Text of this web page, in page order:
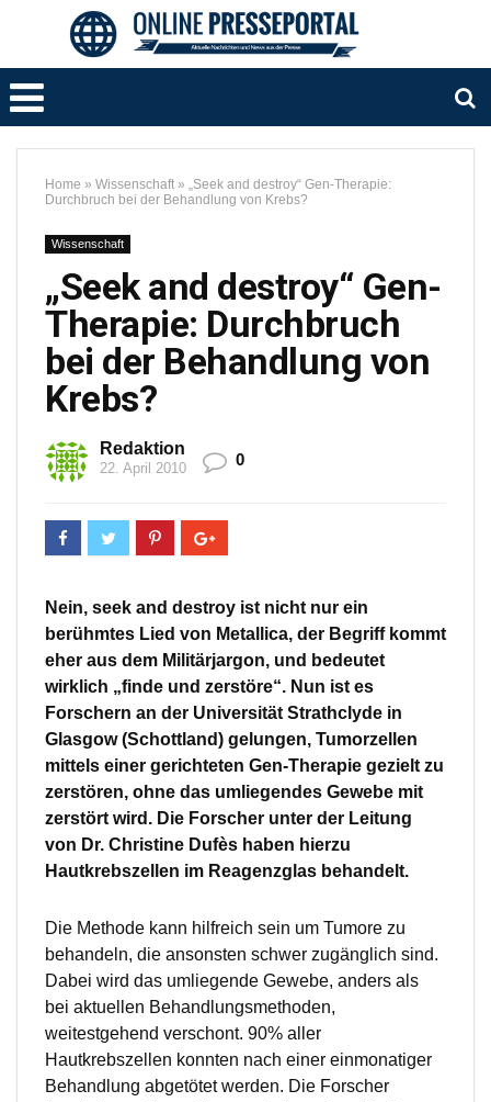
Home » Wissenschaft » „Seek and destroy“ Gen-Therapie:
Durchbruch bei der Behandlung von Krebs?
Wissenschaft
„Seek and destroy“ Gen-
Therapie: Durchbruch
bei der Behandlung von
Krebs?
Redaktion
22. April 2010 0
Nein, seek and destroy ist nicht nur ein
berühmtes Lied von Metallica, der Begriff kommt
eher aus dem Militärjargon, und bedeutet
wirklich „finde und zerstöre“. Nun ist es
Forschern an der Universität Strathclyde in
Glasgow (Schottland) gelungen, Tumorzellen
mittels einer gerichteten Gen-Therapie gezielt zu
zerstören, ohne das umliegendes Gewebe mit
zerstört wird. Die Forscher unter der Leitung
von Dr. Christine Dufès haben hierzu
Hautkrebszellen im Reagenzglas behandelt.
Die Methode kann hilfreich sein um Tumore zu
behandeln, die ansonsten schwer zugänglich sind.
Dabei wird das umliegende Gewebe, anders als
bei aktuellen Behandlungsmethoden,
weitestgehend verschont. 90% aller
Hautkrebszellen konnten nach einer einmonatiger
Behandlung abgetötet werden. Die Forscher